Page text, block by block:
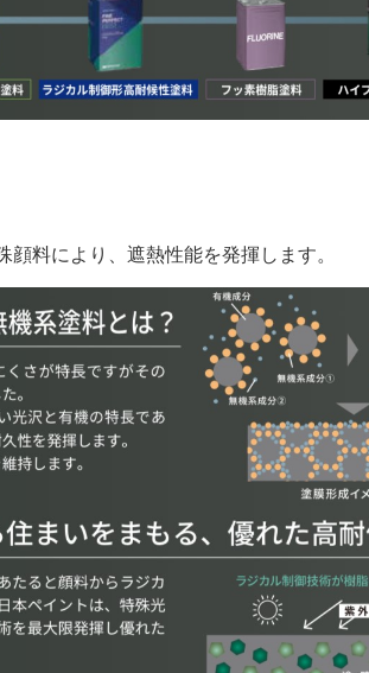
料により、遮熱性能を発揮します。